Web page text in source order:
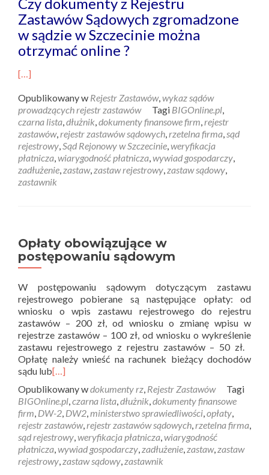
Zastawów Sądowych zgromadzone
w sądzie w Szczecinie można
otrzymać online ?
[…]
Opublikowany w Rejestr Zastawów,wykaz sądów
prowadzących rejestr zastawów
Tagi BIGOnline.pl,
czarna lista,dłużnik,dokumenty finansowe firm,rejestr
zastawów,rejestr zastawów sądowych,rzetelna firma,sąd
rejestrowy,Sąd Rejonowy w Szczecinie,weryfikacja
płatnicza,wiarygodność płatnicza,wywiad gospodarczy,
zadłużenie,zastaw,zastaw rejestrowy,zastaw sądowy,
zastawnik
Opłaty obowiązujące w
postępowaniu sądowym
W postępowaniu sądowym dotyczącym zastawu
rejestrowego pobierane są następujące opłaty: od
wniosku o wpis zastawu rejestrowego do rejestru
zastawów – 200 zł, od wniosku o zmianę wpisu w
rejestrze zastawów – 100 zł, od wniosku o wykreślenie
zastawu rejestrowego z rejestru zastawów – 50 zł.
Opłatę należy wnieść na rachunek bieżący dochodów
sądu lub[…]
Opublikowany wdokumenty rz, Rejestr Zastawów
Tagi
BIGOnline.pl,czarna lista,dłużnik,dokumenty finansowe
firm, DW-2, DW2,ministerstwo sprawiedliwości,opłaty,
rejestr zastawów,rejestr zastawów sądowych,rzetelna firma,
sąd rejestrowy,weryfikacja płatnicza,wiarygodność
płatnicza,wywiad gospodarczy,zadłużenie,zastaw,zastaw
rejestrowy,zastaw sądowy,zastawnik